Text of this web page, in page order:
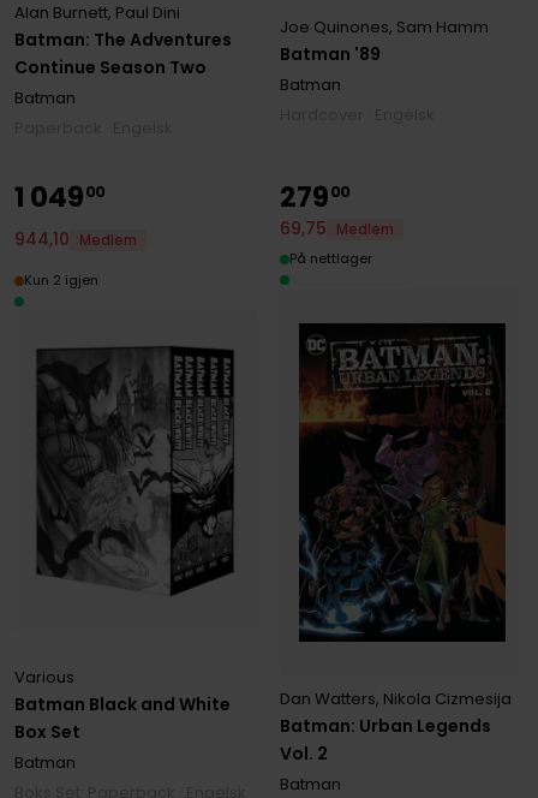
Batman: The Adventures
Continue Season Two
Alan Burnett, Paul Dini
Batman
Batman '89
Joe Quinones, Sam Hamm
Batman
Batman Black and White
Box Set
Various
Batman
1 04900
944,10 Medlem
Kun 2 igjen
Batman: Urban Legends
Vol. 2
Dan Watters, Nikola Cizmesija
Batman
27900
69,75
Medlem
På nettlager